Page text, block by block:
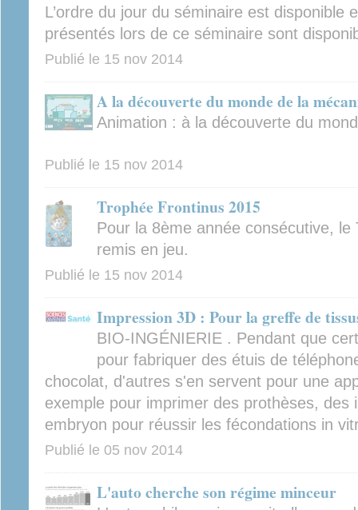
L’ordre du jour du séminaire est disponible
présentés lors de ce séminaire sont
Publié le 15 nov 2014
A la découverte du monde de la
Animation : à la découverte du
Publié le 15 nov 2014
Trophée Frontinus 2015
Pour la 8ème année consécutive,
remis en jeu.
Publié le 15 nov 2014
Impression 3D : Pour la greffe de
BIO-INGÉNIERIE . Pendant que
pour fabriquer des étuis de
chocolat, d'autres s'en servent pour une
exemple pour imprimer des prothèses, des
embryon pour réussir les fécondations in
Publié le 05 nov 2014
L'auto cherche son régime minceur